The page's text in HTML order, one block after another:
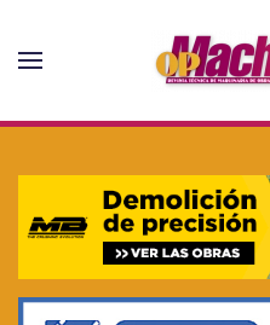
Skip to main content